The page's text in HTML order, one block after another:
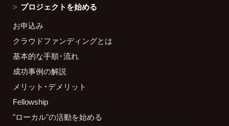
プロジェクトを始める
お申込み
クラウドファンディングとは
基本的な手順・流れ
成功事例の解説
メリット・デメリット
Fellowship
"ローカル"の活動を始める